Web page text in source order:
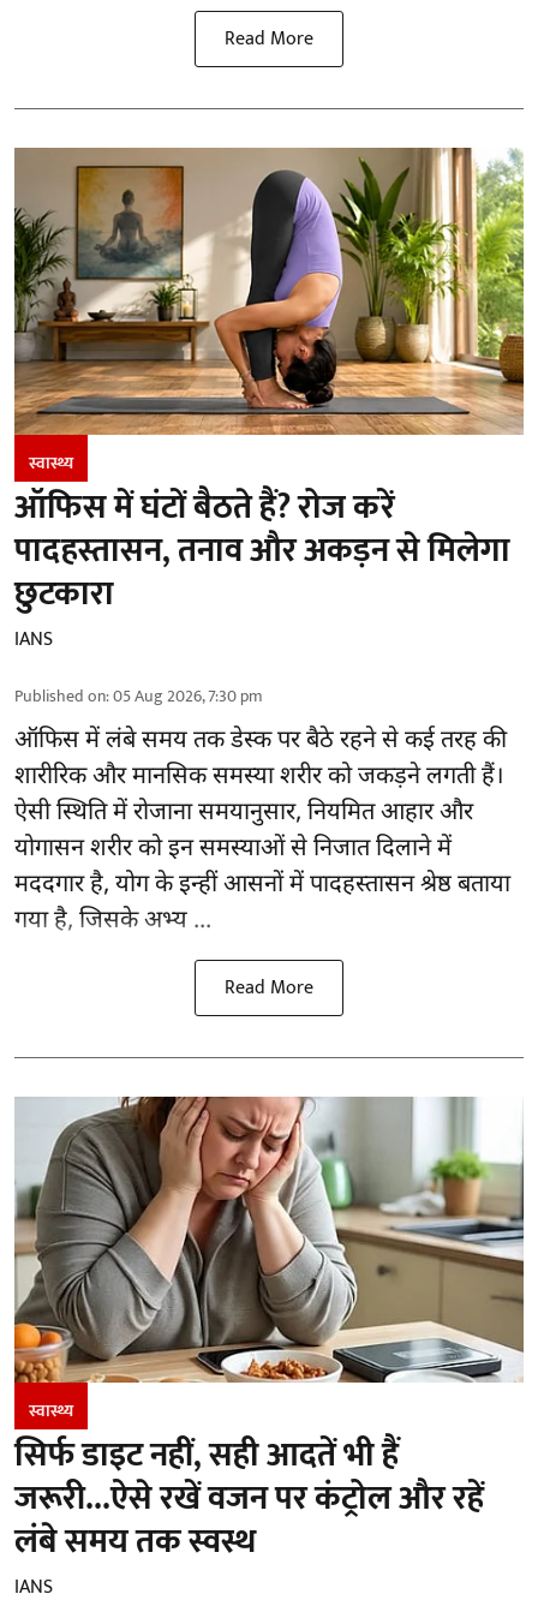
Read More
स्वास्थ्य
ऑफिस में घंटों बैठते हैं? रोज करें
पादहस्तासन, तनाव और अकड़न से मिलेगा
छुटकारा
IANS
Published on:05 Aug 2026, 7:30 pm
ऑफिस में लंबे समय तक डेस्क पर बैठे रहने से कई तरह की
शारीरिक और मानसिक समस्या शरीर को जकड़ने लगती हैं।
ऐसी स्थिति में रोजाना समयानुसार, नियमित आहार और
योगासनशरीर को इन समस्याओं से निजात दिलाने में
मददगार है, योग के इन्हीं आसनों में पादहस्तासन श्रेष्ठ बताया
गया है, जिसके अभ्य ...
Read More
स्वास्थ्य
सिर्फ डाइट नहीं, सही आदतें भी हैं
जरूरी...ऐसे रखें वजन पर कंट्रोल और रहें
लंबे समय तक स्वस्थ
IANS